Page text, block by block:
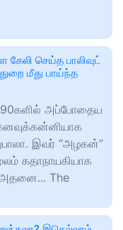
செய்த பாலிவுட்
மீது பாய்ந்த
அப்போதைய
இவர் “அழகன்”
கதாநாயகியாக
அதனை... The